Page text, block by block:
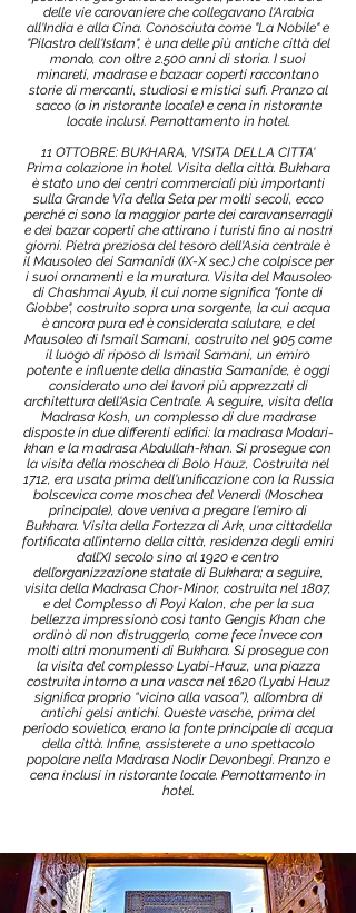
delle vie carovaniere che collegavano l'Arabia
all'India e alla Cina. Conosciuta come "La Nobile" e
"Pilastro dell'Islam", è una delle più antiche città del
mondo, con oltre 2.500 anni di storia. I suoi
minareti, madrase e bazaar coperti raccontano
storie di mercanti, studiosi e mistici sufi. Pranzo al
sacco (o in ristorante locale) e cena in ristorante
locale inclusi. Pernottamento in hotel.
11 OTTOBRE: BUKHARA, VISITA DELLA CITTA'
Prima colazione in hotel. Visita della città. Bukhara
è stato uno dei centri commerciali più importanti
sulla Grande Via della Seta per molti secoli, ecco
perché ci sono la maggior parte dei caravanserragli
e dei bazar coperti che attirano i turisti fino ai nostri
giorni. Pietra preziosa del tesoro dell'Asia centrale è
il Mausoleo dei Samanidi (IX-X sec.) che colpisce per
i suoi ornamenti e la muratura. Visita del Mausoleo
di Chashmai Ayub, il cui nome significa "fonte di
Giobbe", costruito sopra una sorgente, la cui acqua
è ancora pura ed è considerata salutare, e del
Mausoleo di Ismail Samani, costruito nel 905 come
il luogo di riposo di Ismail Samani, un emiro
potente e influente della dinastia Samanide, è oggi
considerato uno dei lavori più apprezzati di
architettura dell'Asia Centrale. A seguire, visita della
Madrasa Kosh, un complesso di due madrase
disposte in due differenti edifici: la madrasa Modari-
khan e la madrasa Abdullah-khan. Si prosegue con
la visita della moschea di Bolo Hauz, Costruita nel
1712, era usata prima dell'unificazione con la Russia
bolscevica come moschea del Venerdì (Moschea
principale), dove veniva a pregare l'emiro di
Bukhara. Visita della Fortezza di Ark, una cittadella
fortificata all’interno della città, residenza degli emiri
dall’XI secolo sino al 1920 e centro
dell’organizzazione statale di Bukhara; a seguire,
visita della Madrasa Chor-Minor, costruita nel 1807,
e del Complesso di Poyi Kalon, che per la sua
bellezza impressionò così tanto Gengis Khan che
ordinò di non distruggerlo, come fece invece con
molti altri monumenti di Bukhara. Si prosegue con
la visita del complesso Lyabi-Hauz, una piazza
costruita intorno a una vasca nel 1620 (Lyabi Hauz
significa proprio “vicino alla vasca”), all’ombra di
antichi gelsi antichi. Queste vasche, prima del
periodo sovietico, erano la fonte principale di acqua
della città. Infine, assisterete a uno spettacolo
popolare nella Madrasa Nodir Devonbegi. Pranzo e
cena inclusi in ristorante locale. Pernottamento in
hotel.